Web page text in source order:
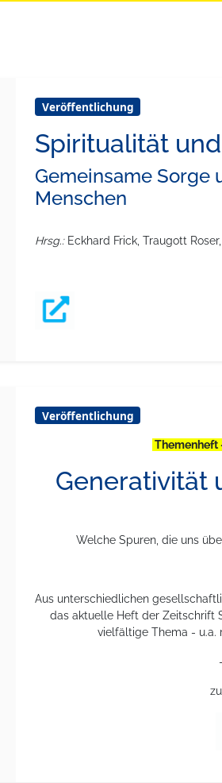
Veröffentlichung
Spiritualität
Gemeinsame Sorge
Menschen
Hrsg.: Eckhard Frick, Traugott
Veröffentlichung
Themenheft
Generativität
Welche Spuren, die uns
Aus unterschiedlichen
das aktuelle Heft der Zeitschrift
vielfältige Thema - u.a.